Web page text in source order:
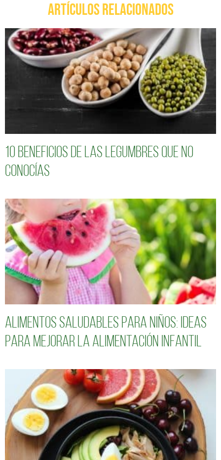
ARTÍCULOS RELACIONADOS
10 Beneficios de las legumbres que no
conocías
Alimentos saludables para niños: Ideas
para mejorar la alimentación infantil